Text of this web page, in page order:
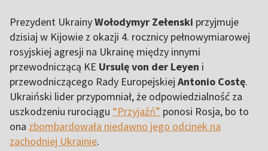
Prezydent UkrainyWołodymyr Zełenski przyjmuje
dzisiaj w Kijowie z okazji 4. rocznicy pełnowymiarowej
rosyjskiej agresji na Ukrainę między innymi
przewodniczącą KE Ursulę von der Leyen i
przewodniczącego Rady Europejskiej Antonio Costę.
Ukraiński lider przypomniał, że odpowiedzialność za
uszkodzeniu rurociągu “Przyjaźń” ponosi Rosja, bo to
ona zbombardowała niedawno jego odcinek na
zachodniej Ukrainie.